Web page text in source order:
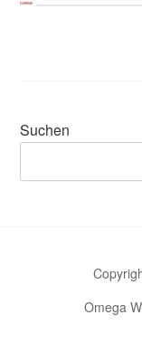
Suchen
Omega